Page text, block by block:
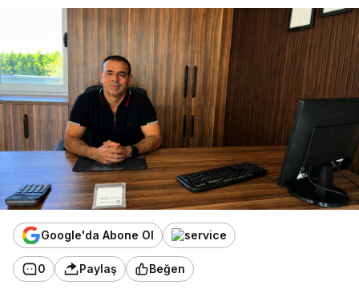
Google'da Abone Ol
0 Paylaş Beğen